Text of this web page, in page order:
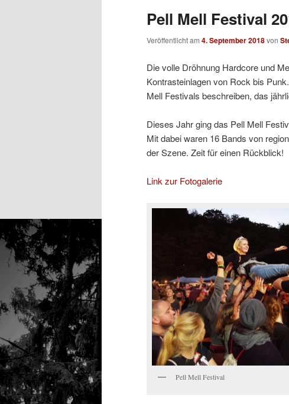
Pell Mell Festival
Veröffentlicht am 4. September 2018von
Die volle Dröhnung Hardcore und
Kontrasteinlagen von Rock bis
Mell Festivals beschreiben, das
Dieses Jahr ging das Pell Mell
Mit dabei waren 16 Bands von
der Szene. Zeit für einen Rückblick!
Link zur Fotogalerie
Pell Mell Festival